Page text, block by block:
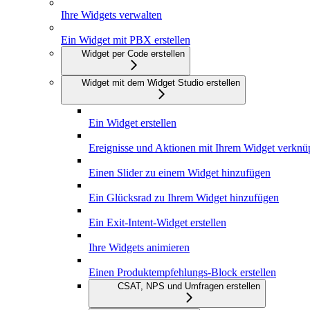
Ihre Widgets verwalten
Ein Widget mit PBX erstellen
Widget per Code erstellen
Widget mit dem Widget Studio erstellen
Ein Widget erstellen
Ereignisse und Aktionen mit Ihrem Widget
Einen Slider zu einem Widget hinzufügen
Ein Glücksrad zu Ihrem Widget hinzufügen
Ein Exit-Intent-Widget erstellen
Ihre Widgets animieren
Einen Produktempfehlungs-Block erstellen
CSAT, NPS und Umfragen erstellen